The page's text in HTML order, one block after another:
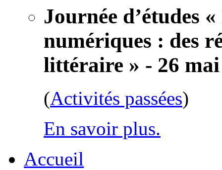
Journée d’études
numériques : des
littéraire » - 26 mai
(Activités passées)
En savoir plus.
Accueil